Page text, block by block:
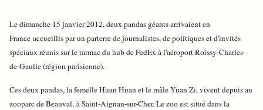
Le dimanche 15 janvier 2012, deux pandas géants arrivaient en
France accueillis par un parterre de journalistes, de politiques et d'invités
spéciaux réunis sur le tarmac du hub de FedEx à l'aéroport Roissy-Charles-
de-Gaulle (région parisienne).
Ces deux pandas, la femelle Huan Huan et le mâle Yuan Zi, vivent depuis au
zooparc de Beauval, à Saint-Aignan-sur-Cher. Le zoo est situé dans la